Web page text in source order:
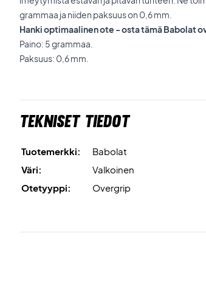
grammaa ja niiden paksuus on 0,6 mm.
Hanki optimaalinen ote - osta tämä Babolat
Paino: 5 grammaa.
Paksuus: 0,6 mm.
Tekniset tiedot
Tuotemerkki:
Babolat
Väri:
Valkoinen
Otetyyppi:
Overgrip